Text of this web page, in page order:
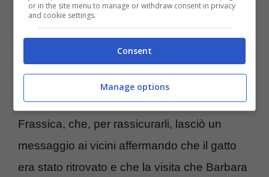
dell’abitazione e, successivamente,
tentarono nuovamente di accedere alla casa
riuscite a vedere. Per quel terzo tentativo si
avvalsero anche della collaborazione di Nino
Frassica, che, per rassicurarli, lasciò un
messaggio ai vicini affermando che il gatto
era stato ritrovato e che la visita che Barbara
or in the site menu to manage or withdraw consent in privacy
and cookie settings.
Consent
Manage options